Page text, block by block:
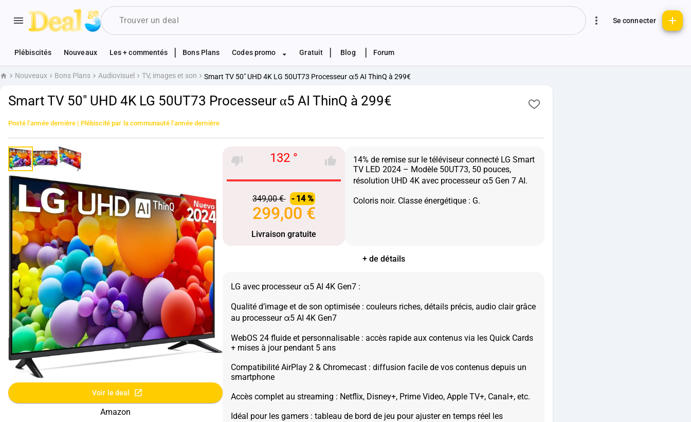
Se connecter
Plébiscités Nouveaux Les + commentés Bons Plans Codes promo Gratuit Blog Forum
AccueilNouveaux Bons Plans Audiovisuel TV, images et son Smart TV 50" UHD 4K LG 50UT73 Processeur α5 AI ThinQ à 299€
Smart TV 50" UHD 4K LG 50UT73 Processeur α5 AI ThinQ à 299€
Posté l’année dernière | Plébiscité par la communauté l’année dernière
Voir le deal
Amazon
132 °
349,00 € - 14 %
299,00 €
Livraison gratuite
14% de remise sur le téléviseur connecté LG Smart
TV LED 2024 – Modèle 50UT73, 50 pouces,
résolution UHD 4K avec processeur α5 Gen 7 AI.
+ de détails
LG avec processeur α5 AI 4K Gen7 :
Qualité d’image et de son optimisée : couleurs riches, détails précis, audio clair grâce
au processeur α5 AI 4K Gen7
WebOS 24 fluide et personnalisable : accès rapide aux contenus via les Quick Cards
+ mises à jour pendant 5 ans
Compatibilité AirPlay 2 & Chromecast : diffusion facile de vos contenus depuis un
smartphone
Accès complet au streaming : Netflix, Disney+, Prime Video, Apple TV+, Canal+, etc.
Idéal pour les gamers : tableau de bord de jeu pour ajuster en temps réel les